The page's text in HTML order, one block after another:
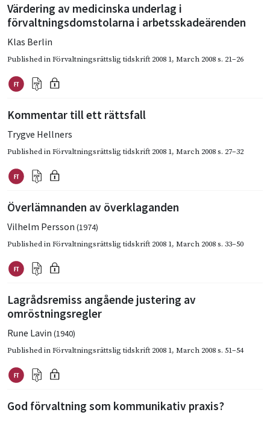
Värdering av medicinska underlag i
förvaltningsdomstolarna i arbetsskadeärenden
Klas Berlin
Published inFörvaltningsrättslig tidskrift 2008 1, March 2008s. 21–26
Kommentar till ett rättsfall
Trygve Hellners
Published inFörvaltningsrättslig tidskrift 2008 1, March 2008s. 27–32
Överlämnanden av överklaganden
Vilhelm Persson (1974)
Published inFörvaltningsrättslig tidskrift 2008 1, March 2008s. 33–50
Lagrådsremiss angående justering av
omröstningsregler
Rune Lavin (1940)
Published inFörvaltningsrättslig tidskrift 2008 1, March 2008s. 51–54
God förvaltning som kommunikativ praxis?